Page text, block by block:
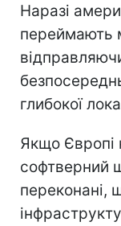
Наразі
переймають
глибокої
Якщо Європі
софтверний
переконані,